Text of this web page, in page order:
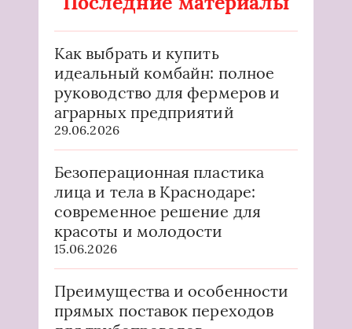
Как выбрать и купить
идеальный комбайн: полное
руководство для фермеров и
аграрных предприятий
29.06.2026
Безоперационная пластика
лица и тела в Краснодаре:
современное решение для
красоты и молодости
15.06.2026
Преимущества и особенности
прямых поставок переходов